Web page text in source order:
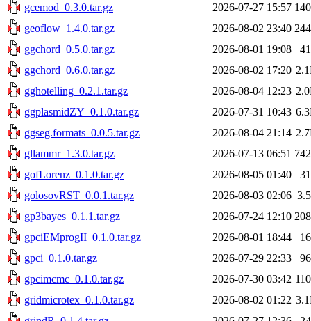
gcemod_0.3.0.tar.gz
2026-07-27 15:57
geoflow_1.4.0.tar.gz
2026-08-02 23:40
ggchord_0.5.0.tar.gz
2026-08-01 19:08
ggchord_0.6.0.tar.gz
2026-08-02 17:20
gghotelling_0.2.1.tar.gz
2026-08-04 12:23
ggplasmidZY_0.1.0.tar.gz
2026-07-31 10:43
ggseg.formats_0.0.5.tar.gz
2026-08-04 21:14
gllammr_1.3.0.tar.gz
2026-07-13 06:51
gofLorenz_0.1.0.tar.gz
2026-08-05 01:40
golosovRST_0.0.1.tar.gz
2026-08-03 02:06
gp3bayes_0.1.1.tar.gz
2026-07-24 12:10
gpciEMprogII_0.1.0.tar.gz
2026-08-01 18:44
gpci_0.1.0.tar.gz
2026-07-29 22:33
gpcimcmc_0.1.0.tar.gz
2026-07-30 03:42
gridmicrotex_0.1.0.tar.gz
2026-08-02 01:22